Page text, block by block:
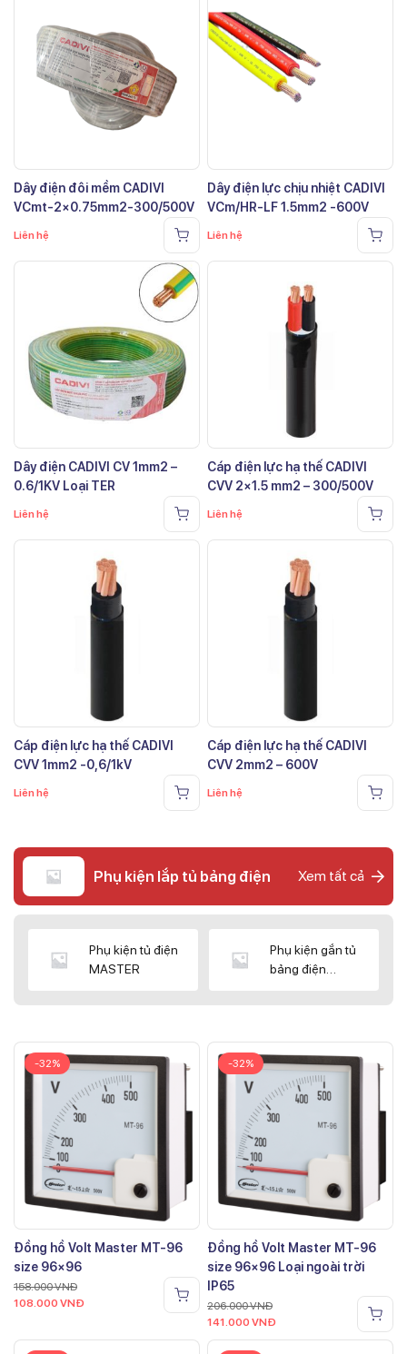
Dây điện đôi mềm CADIVI
VCmt-2×0.75mm2-300/500V
Liên hệ
Dây điện lực chịu nhiệt CADIVI
VCm/HR-LF 1.5mm2 -600V
Liên hệ
Dây điện CADIVI CV 1mm2 –
0.6/1KV Loại TER
Liên hệ
Cáp điện lực hạ thế CADIVI
CVV 2×1.5 mm2 – 300/500V
Liên hệ
Cáp điện lực hạ thế CADIVI
CVV 1mm2 -0,6/1kV
Liên hệ
Cáp điện lực hạ thế CADIVI
CVV 2mm2 – 600V
Liên hệ
Phụ kiện lắp tủ bảng điện Xem tất cả
Phụ kiện tủ điện
MASTER
Phụ kiện gắn tủ
bảng điện
-32%
Đồng hồ Volt Master MT-96
size 96×96
158.000VNĐ
108.000 VNĐ
-32%
Đồng hồ Volt Master MT-96
size 96×96 Loại ngoài trời
IP65
206.000VNĐ
141.000 VNĐ